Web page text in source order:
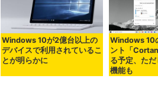
Windows 10が2億台以上の
デバイスで利用されているこ
とが明らかに
Windows 10
ント「
る予定、た
機能も